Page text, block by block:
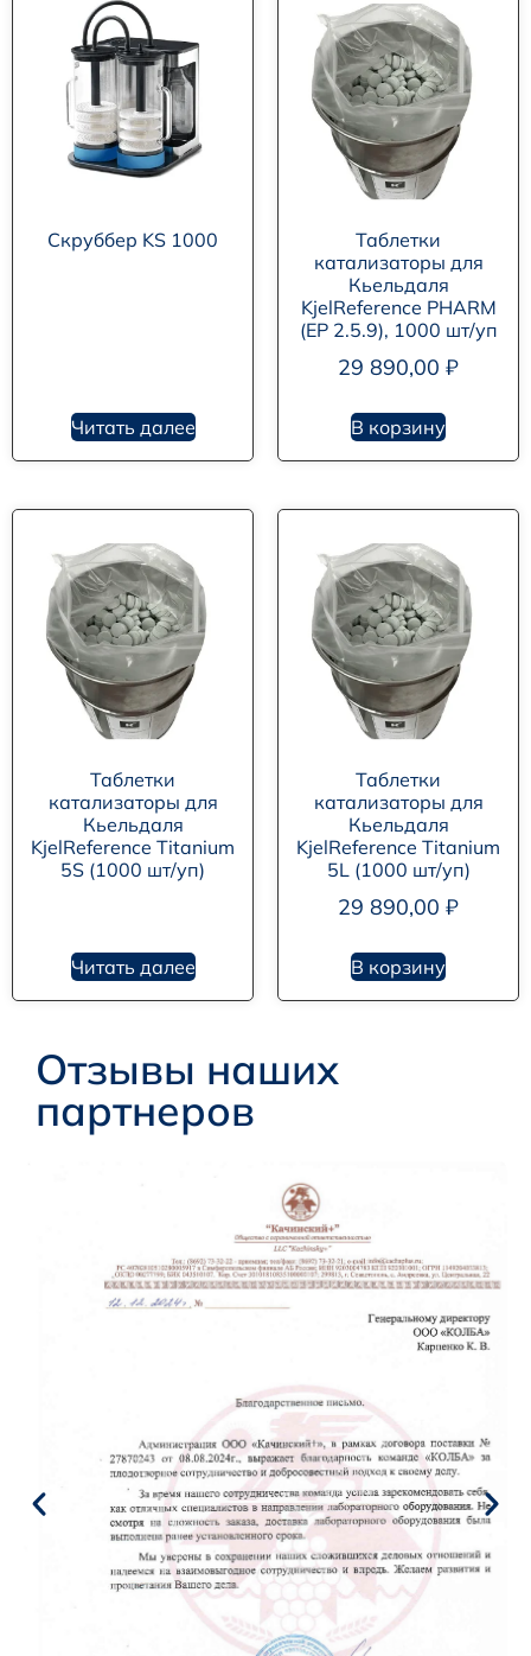
Скруббер KS 1000
Читать далее
Таблетки
катализаторы для
Кьельдаля
KjelReference PHARM
(EP 2.5.9), 1000 шт/уп
29 890,00 ₽
В корзину
Таблетки
катализаторы для
Кьельдаля
KjelReference Titanium
5S (1000 шт/уп)
Читать далее
Таблетки
катализаторы для
Кьельдаля
KjelReference Titanium
5L (1000 шт/уп)
29 890,00 ₽
В корзину
Отзывы наших
партнеров